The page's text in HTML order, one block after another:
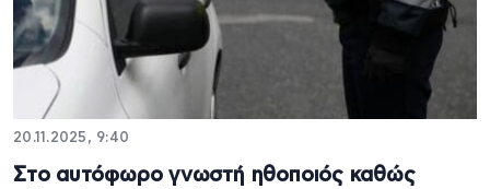
20.11.2025, 9:40
Στο αυτόφωρο γνωστή ηθοποιός καθώς